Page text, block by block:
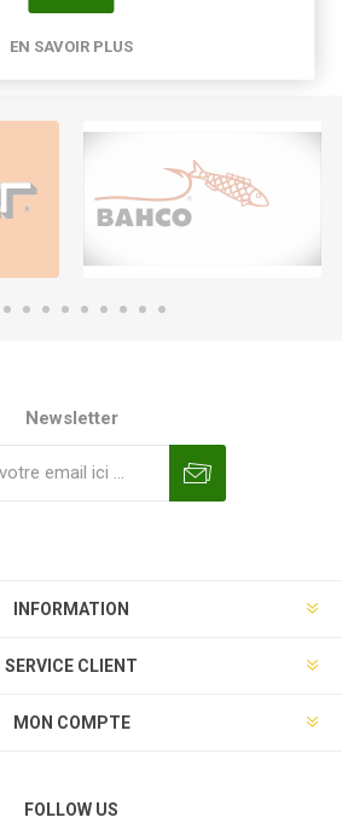
Newsletter
INFORMATION
SERVICE CLIENT
MON COMPTE
FOLLOW US
EN SAVOIR PLUS